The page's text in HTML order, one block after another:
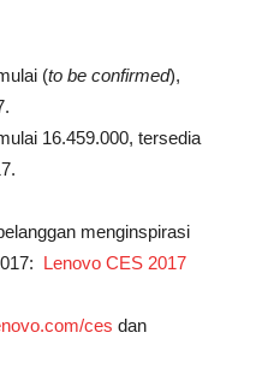
(to be confirmed),
16.459.000, tersedia
menginspirasi
Lenovo CES 2017
ces dan